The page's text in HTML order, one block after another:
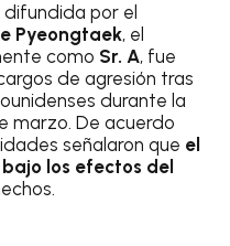
por el
Pyeongtaek, el
como Sr. A, fue
de agresión tras
durante la
marzo. De acuerdo
señalaron que el
los efectos del